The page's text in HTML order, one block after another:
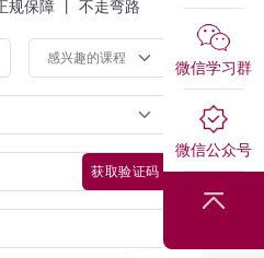
规保障 丨 不走弯路
获取验证码
微信学习群
微信公众号